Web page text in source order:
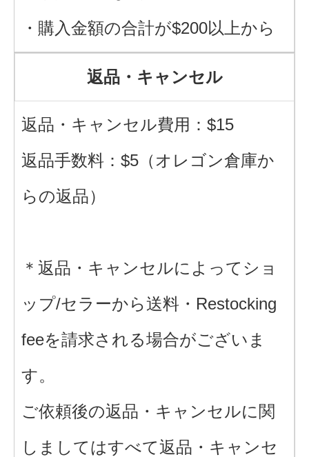
・購入金額の合計が$200以上から
返品・キャンセル
返品・キャンセル費用：$15
返品手数料：$5（オレゴン倉庫か
らの返品）
＊返品・キャンセルによってショ
ップ/セラーから送料・Restocking
feeを請求される場合がございま
す。
ご依頼後の返品・キャンセルに関
しましてはすべて返品・キャンセ